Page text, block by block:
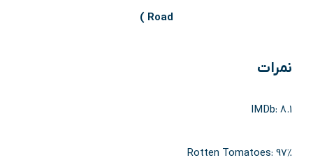
Road
)
نمرات
IMDb: 8.1
Rotten Tomatoes: 97%